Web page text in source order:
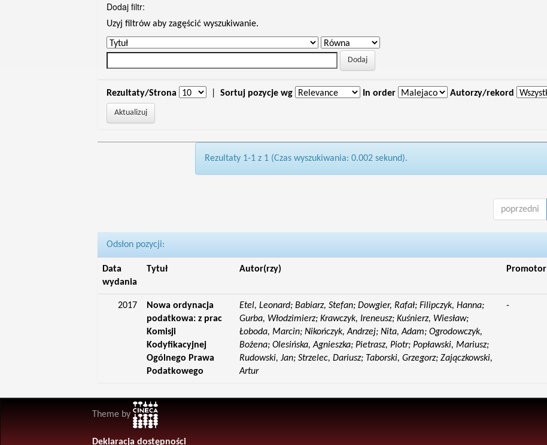
Dodaj filtr:
Uzyj filtrów aby zagęścić wyszukiwanie.
Rezultaty/Strona Sortuj pozycje wg In order Autorzy/rekord
Rezultaty 1-1 z 1 (Czas wyszukiwania: 0.002 sekund).
poprzedni
Odsłon pozycji:
Data
wydania
Tytuł Autor(rzy) Promotor
2017
Nowa ordynacja
podatkowa: z prac
Komisji
Kodyfikacyjnej
Ogólnego Prawa
Podatkowego
Etel, Leonard; Babiarz, Stefan; Dowgier, Rafał; Filipczyk, Hanna;
Gurba, Włodzimierz; Krawczyk, Ireneusz; Kuśnierz, Wiesław;
Łoboda, Marcin; Nikończyk, Andrzej; Nita, Adam; Ogrodowczyk,
Bożena; Olesińska, Agnieszka; Pietrasz, Piotr; Popławski, Mariusz;
Rudowski, Jan; Strzelec, Dariusz; Taborski, Grzegorz; Zajączkowski,
Artur
-
Theme by
Deklaracja dostępności